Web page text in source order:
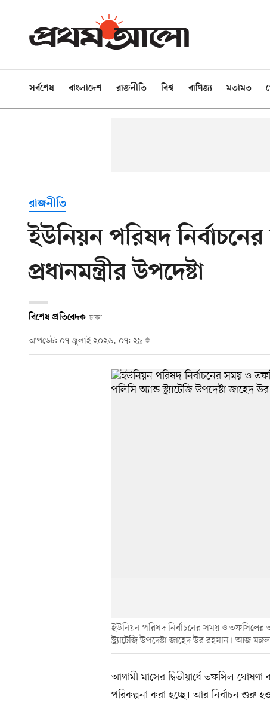
সর্বশেষ বাংলাদেশ রাজনীতি বিশ্ব বাণিজ্য মতামত
রাজনীতি
ইউনিয়ন পরিষদ
প্রধানমন্ত্রীর উপদেষ্টা
বিশেষ প্রতিবেদক ঢাকা
আপডেট: ০৭ জুলাই ২০২৬, ০৭: ২৯
ইউনিয়ন পরিষদ নির্বাচনের সময় ও তফসিলের
স্ট্র্যাটেজি উপদেষ্টা জাহেদ উর রহমান। আজ
আগামী মাসের দ্বিতীয়ার্ধে তফসিল ঘোষণা
পরিকল্পনা করা হচ্ছে। আর নির্বাচন শুরু